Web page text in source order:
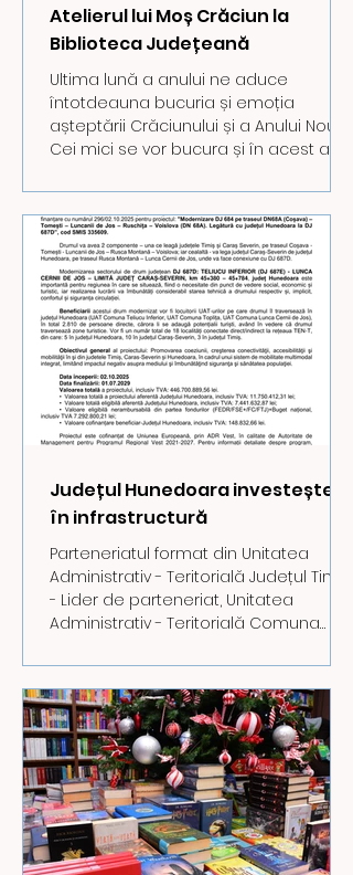
Atelierul lui Moș Crăciun la
Biblioteca Județeană
Ultima lună a anului ne aduce
întotdeauna bucuria și emoția
așteptării Crăciunului și a Anului Nou.
Cei mici se vor bucura și în acest an
care le oferă Biblioteca Județeană
„Ovid Densusianu” Hunedoara - Deva,
cu sprijinul Consiliului Județean
Hunedoara și în parteneriat cu
Colegiul Național „Decebal” din Deva.
Moș Crăciun este pregătit să
amenajeze un atelier în curtea
bibliotecii, atelier ce va fi deschis
publicului în perioada 16 – 17 decem
Județul Hunedoara investește
în infrastructură
Parteneriatul format din Unitatea
Administrativ - Teritorială Județul Timiș
- Lider de parteneriat, Unitatea
Administrativ - Teritorială Comuna
- Teritorială Comuna Zăvoi, Unitatea
Administrativ - Teritorială Județul
Caraș-Severin, Unitatea Administrativ -
Teritorială Comuna Curtea, Unitatea
Administrativ - Teritorială Comuna
Tomești și Unitatea Administrativ -
Teritorială Județul Hunedoara, în
calitate de Beneficiar și Agenția
pentru Dez